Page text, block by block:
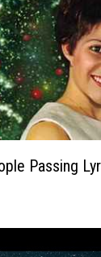
Passing